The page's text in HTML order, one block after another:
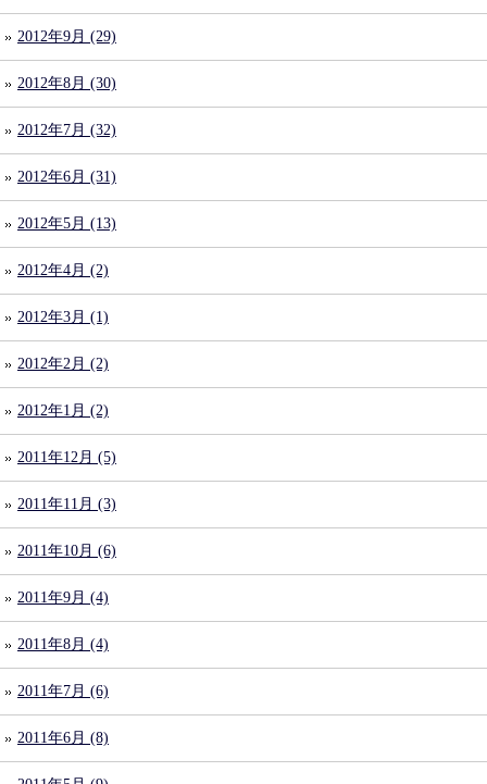
2012年9月 (29)
2012年8月 (30)
2012年7月 (32)
2012年6月 (31)
2012年5月 (13)
2012年4月 (2)
2012年3月 (1)
2012年2月 (2)
2012年1月 (2)
2011年12月 (5)
2011年11月 (3)
2011年10月 (6)
2011年9月 (4)
2011年8月 (4)
2011年7月 (6)
2011年6月 (8)